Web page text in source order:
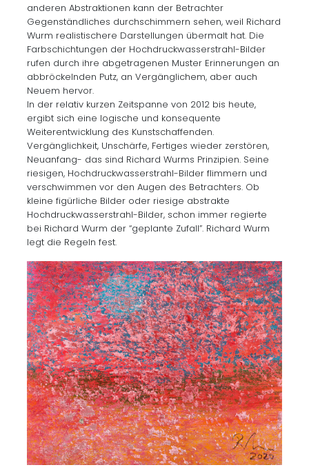
anderen Abstraktionen kann der Betrachter
Gegenständliches durchschimmern sehen, weil Richard
Wurm realistischere Darstellungen übermalt hat. Die
Farbschichtungen der Hochdruckwasserstrahl-Bilder
rufen durch ihre abgetragenen Muster Erinnerungen an
abbröckelnden Putz, an Vergänglichem, aber auch
Neuem hervor.
In der relativ kurzen Zeitspanne von 2012 bis heute,
ergibt sich eine logische und konsequente
Weiterentwicklung des Kunstschaffenden.
Vergänglichkeit, Unschärfe, Fertiges wieder zerstören,
Neuanfang- das sind Richard Wurms Prinzipien. Seine
riesigen, Hochdruckwasserstrahl-Bilder flimmern und
verschwimmen vor den Augen des Betrachters. Ob
kleine figürliche Bilder oder riesige abstrakte
Hochdruckwasserstrahl-Bilder, schon immer regierte
bei Richard Wurm der “geplante Zufall”. Richard Wurm
legt die Regeln fest.